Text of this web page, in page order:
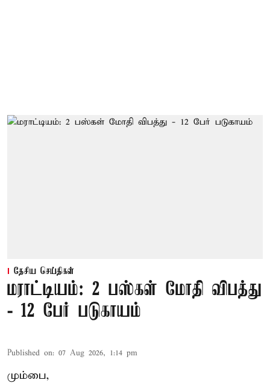
தேசிய செய்திகள்
மராட்டியம்: 2 பஸ்கள் மோதி விபத்து
- 12 பேர் படுகாயம்
Published on: 07 Aug 2026, 1:14 pm
மும்பை,